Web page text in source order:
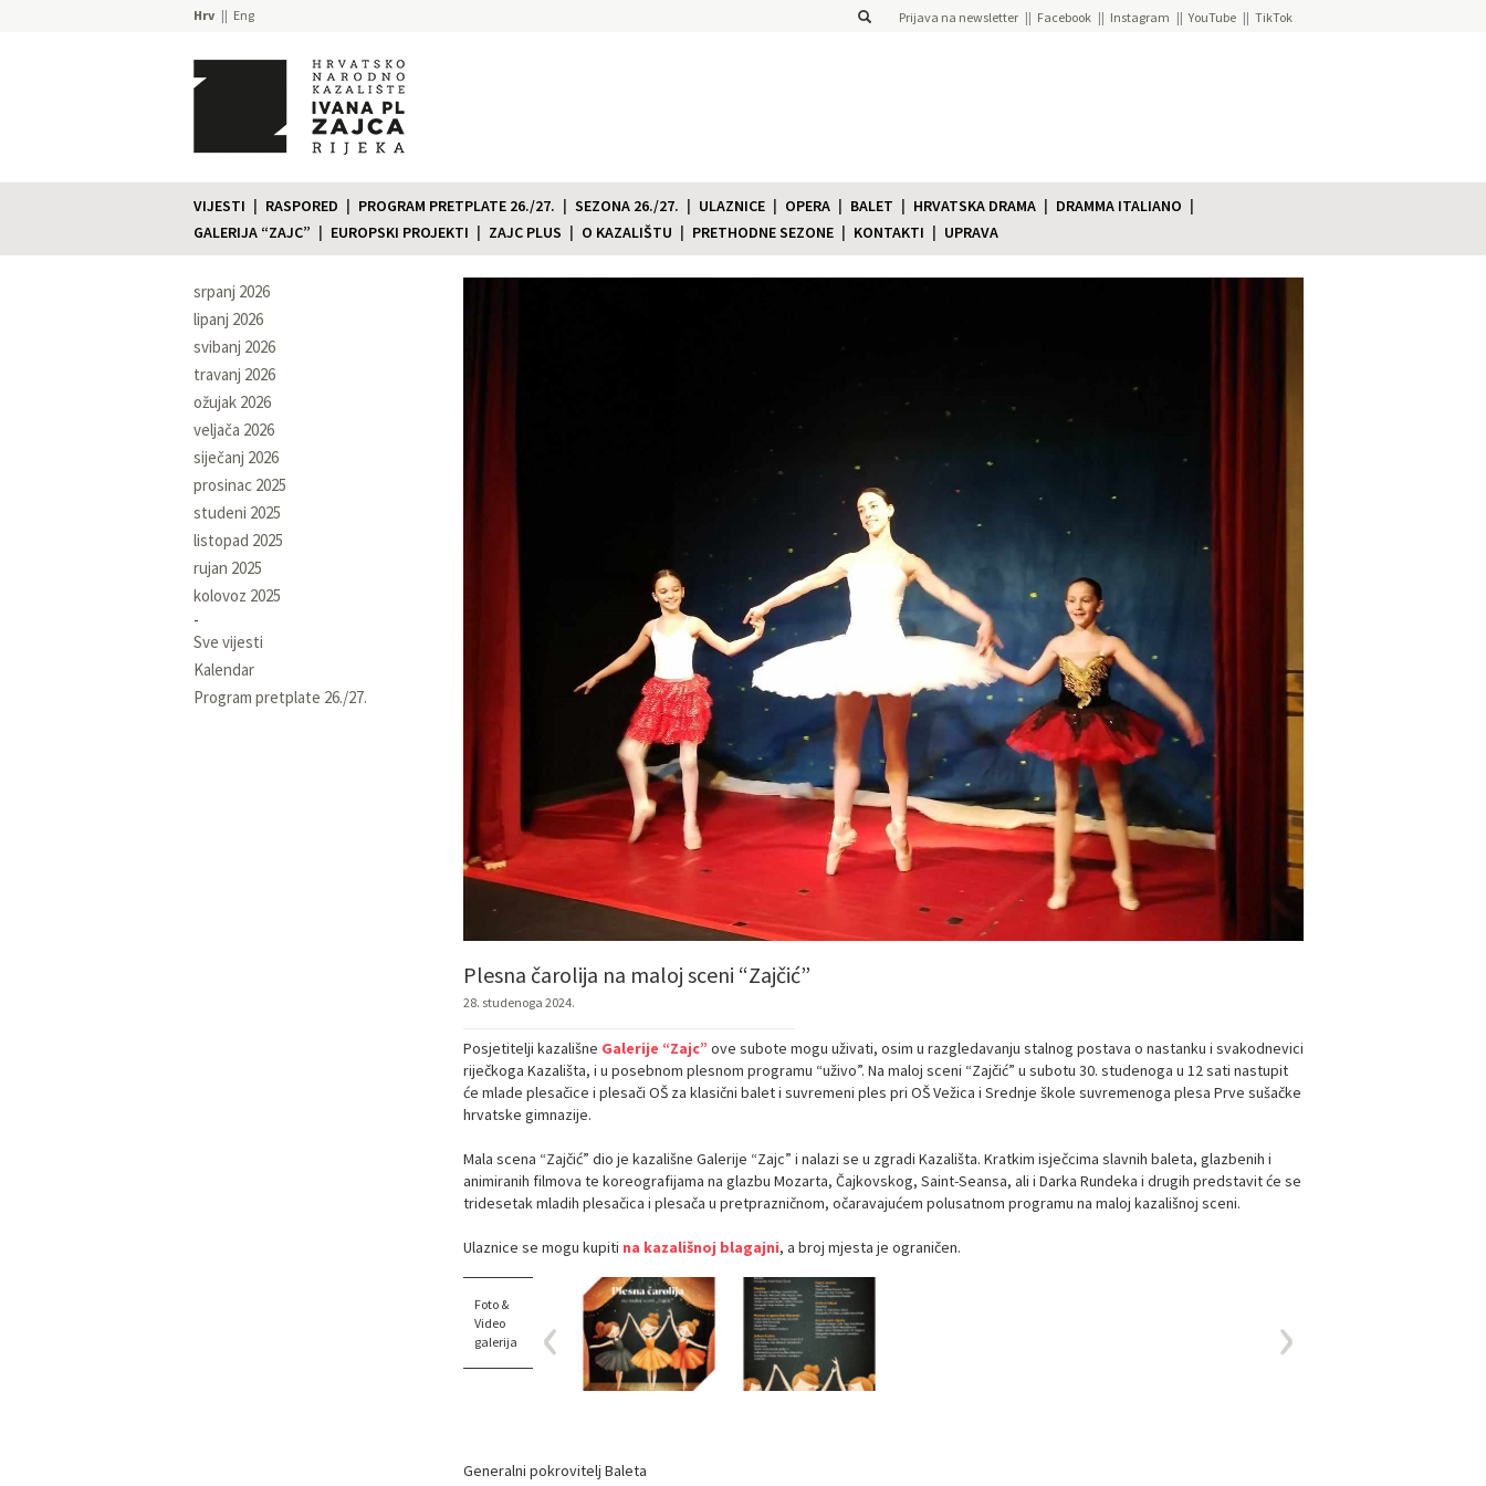
Hrv Eng Prijava na newsletter Facebook Instagram YouTube TikTok
VIJESTI RASPORED PROGRAM PRETPLATE 26./27. SEZONA 26./27. ULAZNICE OPERA BALET HRVATSKA DRAMA
DRAMMA ITALIANO
GALERIJA “ZAJC”
EUROPSKI PROJEKTI ZAJC PLUS O KAZALIŠTU PRETHODNE SEZONE KONTAKTI UPRAVA
srpanj 2026
lipanj 2026
svibanj 2026
travanj 2026
ožujak 2026
veljača 2026
siječanj 2026
prosinac 2025
studeni 2025
listopad 2025
rujan 2025
kolovoz 2025
Sve vijesti
Kalendar
Program pretplate 26./27.
Plesna čarolija na maloj sceni “Zajčić”
28. studenoga 2024.
Posjetitelji kazališne Galerije “Zajc” ove subote mogu uživati, osim u razgledavanju stalnog postava o nastanku i svakodnevici
riječkoga Kazališta, i u posebnom plesnom programu “uživo”. Na maloj sceni “Zajčić” u subotu 30. studenoga u 12 sati nastupit
će mlade plesačice i plesači OŠ za klasični balet i suvremeni ples pri OŠ Vežica i Srednje škole suvremenoga plesa Prve sušačke
hrvatske gimnazije.
Mala scena “Zajčić” dio je kazališne Galerije “Zajc” i nalazi se u zgradi Kazališta. Kratkim isječcima slavnih baleta, glazbenih i
animiranih filmova te koreografijama na glazbu Mozarta, Čajkovskog, Saint-Seansa, ali i Darka Rundeka i drugih predstavit će se
tridesetak mladih plesačica i plesača u pretprazničnom, očaravajućem polusatnom programu na maloj kazališnoj sceni.
Ulaznice se mogu kupiti na kazališnoj blagajni, a broj mjesta je ograničen.
Foto &
Video
galerija
Generalni pokrovitelj Baleta